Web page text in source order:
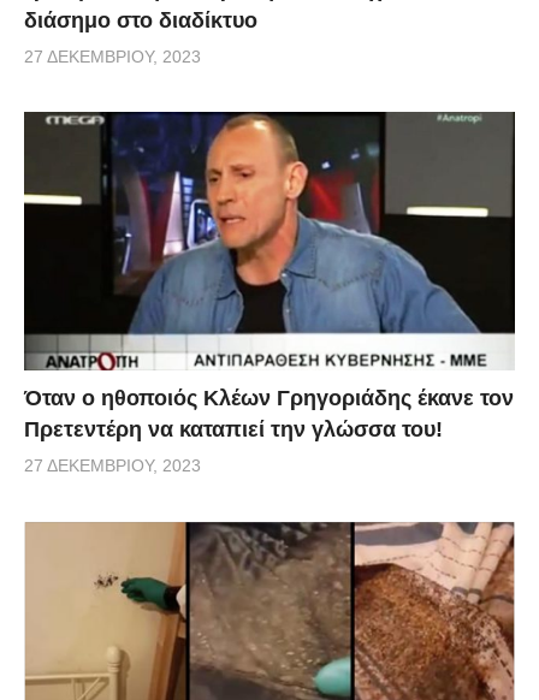
διάσημο στο διαδίκτυο
27 ΔΕΚΕΜΒΡΊΟΥ, 2023
Όταν ο ηθοποιός Κλέων Γρηγοριάδης έκανε τον
Πρετεντέρη να καταπιεί την γλώσσα του!
27 ΔΕΚΕΜΒΡΊΟΥ, 2023